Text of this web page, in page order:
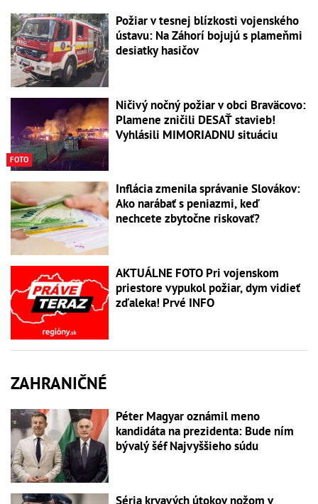
Požiar v tesnej blízkosti vojenského
ústavu: Na Záhorí bojujú s plameňmi
desiatky hasičov
FOTO
Ničivý nočný požiar v obci Braväcovo:
Plamene zničili DESAŤ stavieb!
Vyhlásili MIMORIADNU situáciu
Inflácia zmenila správanie Slovákov:
Ako narábať s peniazmi, keď
nechcete zbytočne riskovať?
AKTUÁLNE FOTO Pri vojenskom
priestore vypukol požiar, dym vidieť
zďaleka! Prvé INFO
ZAHRANIČNÉ
Péter Magyar oznámil meno
kandidáta na prezidenta: Bude ním
bývalý šéf Najvyššieho súdu
Séria krvavých útokov nožom v